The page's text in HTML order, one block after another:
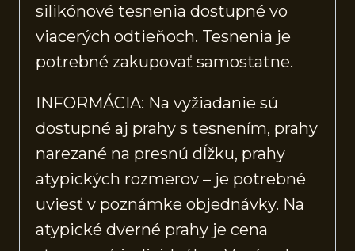
silikónové tesnenia dostupné vo
viacerých odtieňoch. Tesnenia je
potrebné zakupovať samostatne.
INFORMÁCIA: Na vyžiadanie sú
dostupné aj prahy s tesnením, prahy
narezané na presnú dĺžku, prahy
atypických rozmerov – je potrebné
uviesť v poznámke objednávky. Na
atypické dverné prahy je cena